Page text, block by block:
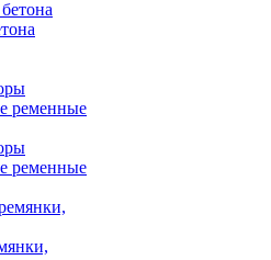
ременные
ременные